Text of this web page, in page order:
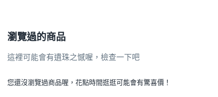
瀏覽過的商品
這裡可能會有遺珠之憾喔，檢查一下吧
您還沒瀏覽過商品喔，花點時間逛逛可能會有驚喜價！